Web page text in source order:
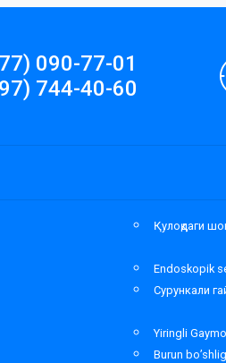
090-77-01
744-40-60
Қулоқдаги
Endoskopik
Сурункали
Yiringli
Burun